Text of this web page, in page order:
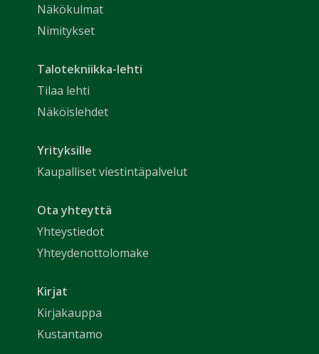
Näkökulmat
Nimitykset
Talotekniikka-lehti
Tilaa lehti
Näköislehdet
Yrityksille
Kaupalliset viestintäpalvelut
Ota yhteyttä
Yhteystiedot
Yhteydenottolomake
Kirjat
Kirjakauppa
Kustantamo